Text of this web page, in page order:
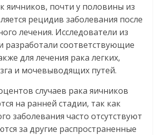
яичников, почти у половины из
рецидив заболевания после
лечения. Исследователи из
разработали соответствующие
для лечения рака легких,
и мочевыводящих путей.
случаев рака яичников
на ранней стадии, так как
заболевания часто отсутствуют
за другие распространенные